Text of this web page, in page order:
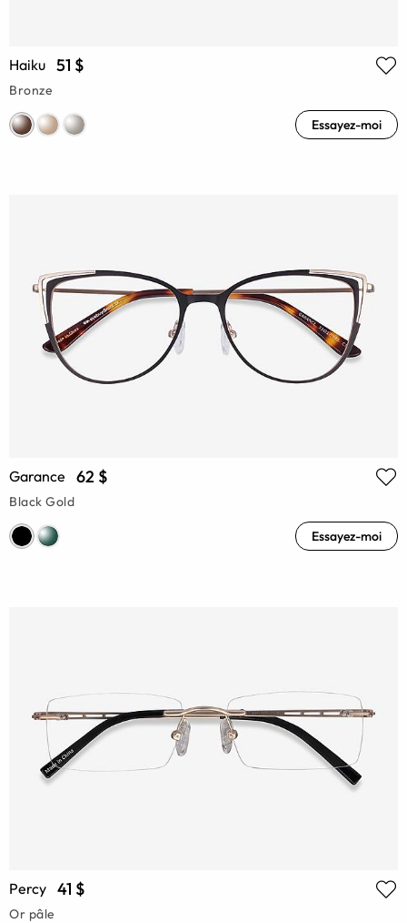
Haiku 51 $
Bronze
Essayez-moi
Garance 62 $
Black Gold
Essayez-moi
Percy 41 $
Or pâle